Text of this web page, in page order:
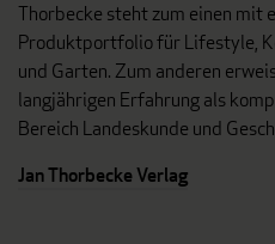
Thorbecke steht zum einen mit
Produktportfolio für Lifestyle,
und Garten. Zum anderen
langjährigen Erfahrung als
Bereich Landeskunde und
Jan Thorbecke Verlag